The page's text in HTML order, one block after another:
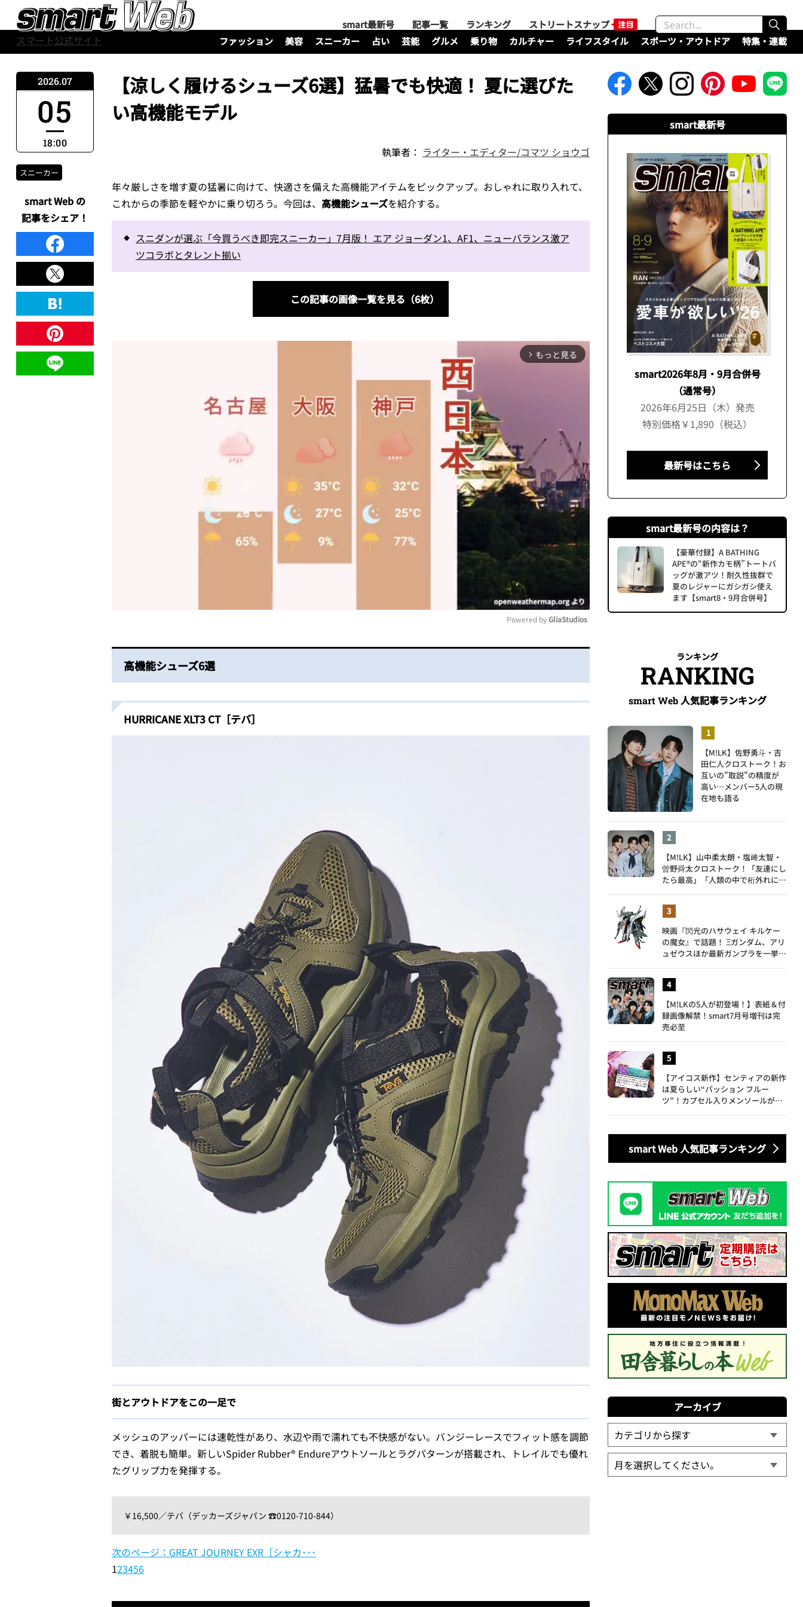
スマート公式サイト
smart最新号 記事一覧 ランキング
ストリートスナップ
ファッション
美容 スニーカー 占い 芸能 グルメ 乗り物 カルチャー ライフスタイル スポーツ・アウトドア 特集・連載
【涼しく履けるシューズ6選】猛暑でも快適！ 夏に選びた
い高機能モデル
執筆者： ライター・エディター/コマツ ショウゴ
年々厳しさを増す夏の猛暑に向けて、快適さを備えた高機能アイテムをピックアップ。おしゃれに取り入れて、
これからの季節を軽やかに乗り切ろう。今回は、 高機能シューズを紹介する。
スニダンが選ぶ「今買うべき即完スニーカー」7月版！ エア ジョーダン1、AF1、ニューバランス激ア
ツコラボとタレント揃い
この記事の画像一覧を見る（6枚）
arrow_forward_ios もっと見る
Mute
Powered by GliaStudios
高機能シューズ6選
HURRICANE XLT3 CT［テバ］
街とアウトドアをこの一足で
メッシュのアッパーには速乾性があり、水辺や雨で濡れても不快感がない。バンジーレースでフィット感を調節
でき、着脱も簡単。新しいSpider Rubber® Endureアウトソールとラグパターンが搭載され、トレイルでも優れ
たグリップ力を発揮する。
￥16,500／テバ（デッカーズジャパン ☎0120-710-844）
次のページ：GREAT JOURNEY EXR［シャカ･･･
123456
2026.07
05
18:00
スニーカー
smart Web の
記事をシェア！
smart最新号
smart2026年8月・9月合併号
（通常号）
2026年6月25日（木）発売
特別価格￥1,890（税込）
最新号はこちら
smart最新号の内容は？
【豪華付録】A BATHING
APE®の“新作カモ柄”トートバ
ッグが激アツ！耐久性抜群で
夏のレジャーにガシガシ使え
ます【smart8・9月合併号】
ランキング
RANKING
smart Web人気記事ランキング
【M!LK】佐野勇斗・吉
田仁人クロストーク！お
互いの"取説"の精度が
高い…メンバー5人の現
在地も語る
【M!LK】山中柔太朗・塩﨑太智・
曽野舜太クロストーク！「友達にし
たら最高」「人類の中で桁外れに面
映画『閃光のハサウェイ キルケー
の魔女』で話題！ Ξガンダム、アリ
ュゼウスほか最新ガンプラを一挙紹
【M!LKの5人が初登場！】表紙＆付
録画像解禁！smart7月号増刊は完
売必至
【アイコス新作】センティアの新作
は夏らしい“パッション フルー
ツ”！カプセル入りメンソールが仲
smart Web 人気記事ランキング
アーカイブ